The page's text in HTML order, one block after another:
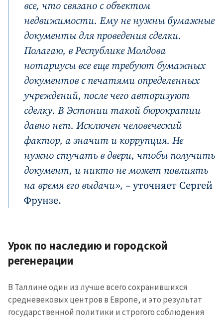
все, что связано с объектом
недвижимости. Ему не нужны бумажные
документы для проведения сделки.
Полагаю, в Республике Молдова
нотариусы все еще требуют бумажных
документов с печатями определенных
учреждений, после чего авторизуют
сделку. В Эстонии такой бюрократии
давно нет. Исключен человеческий
фактор, а значит и коррупция. Не
нужно стучать в двери, чтобы получить
документ, и никто не может повлиять
на время его выдачи», –уточняет Сергей
Фрунзе.
Урок по наследию и городской
регенерации
В Таллине один из лучше всего сохранившихся
средневековых центров в Европе, и это результат
государственной политики и строгого соблюдения